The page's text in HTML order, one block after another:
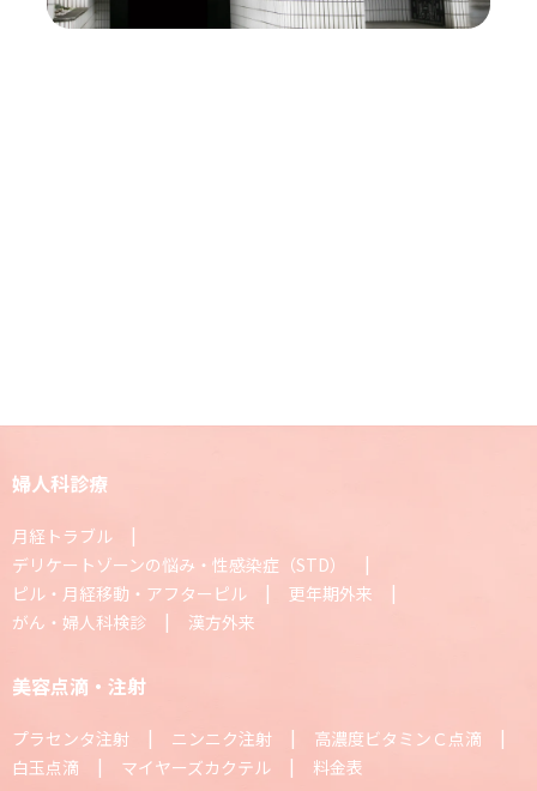
婦人科診療
月経トラブル
デリケートゾーンの悩み・性感染症（STD）
ピル・月経移動・アフターピル
更年期外来
がん・婦人科検診
漢方外来
美容点滴・注射
プラセンタ注射 ニンニク注射
高濃度ビタミンＣ点滴
白玉点滴
マイヤーズカクテル 料金表